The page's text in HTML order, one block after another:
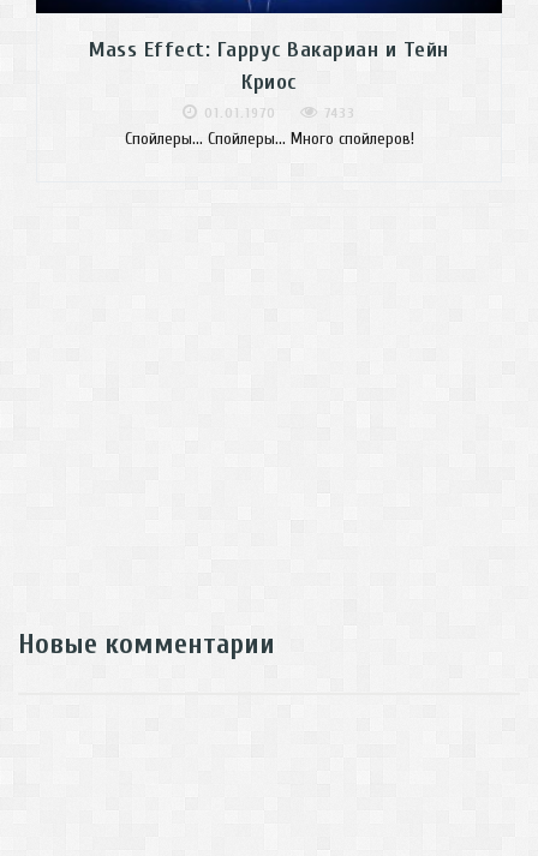
Mass Effect: Гаррус Вакариан и Тейн
Криос
01.01.1970 7433
Спойлеры... Спойлеры... Много спойлеров!
Новые комментарии